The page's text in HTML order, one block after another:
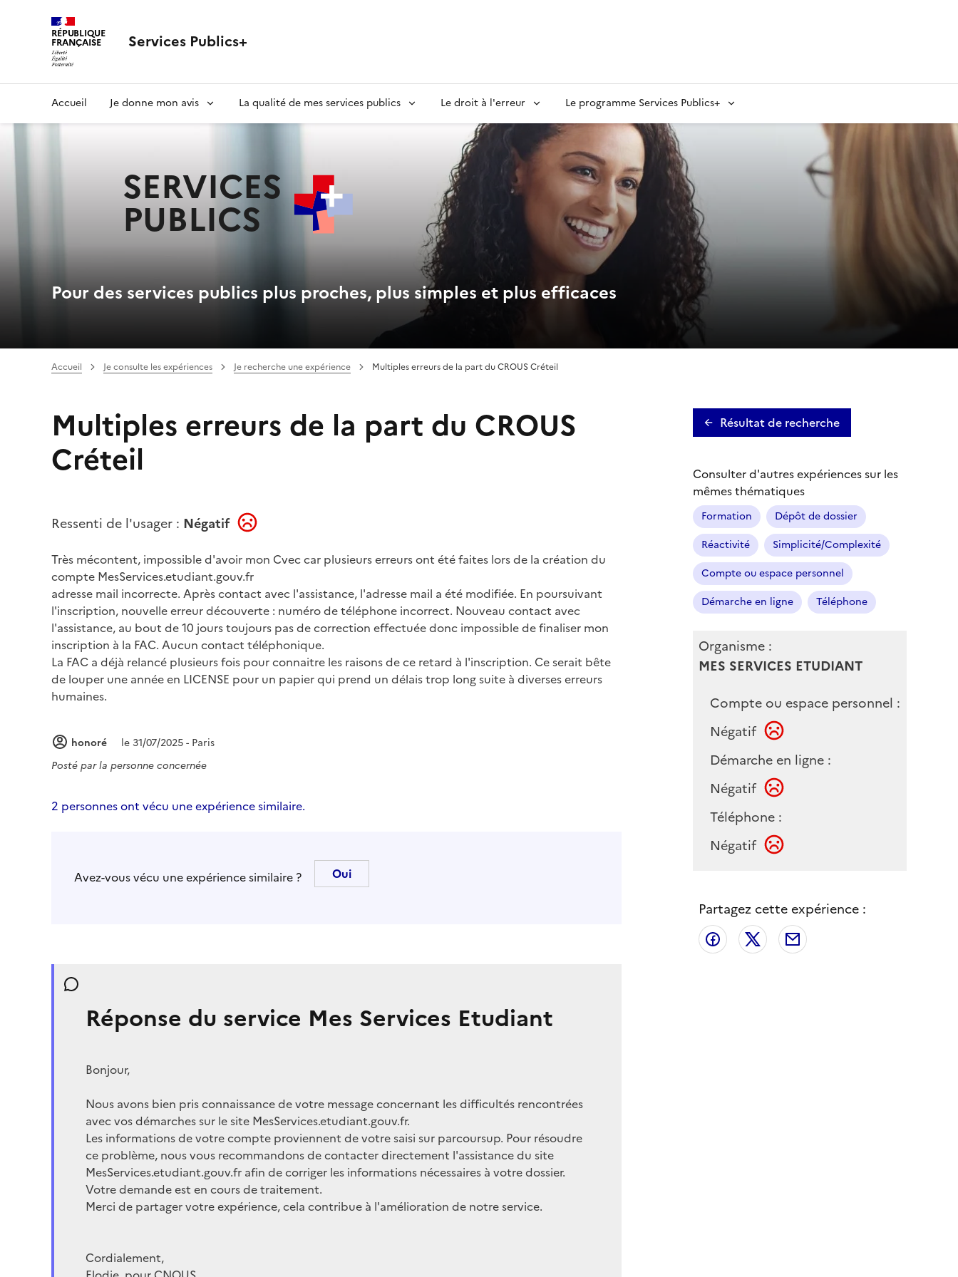
RÉPUBLIQUE
FRANÇAISE Services Publics+
principaleAccueil Je donne mon avis La qualité de mes services publics Le droit à l'erreur Le programme Services Publics+
SERVICES
PUBLICS
Pour des services publics plus proches, plus simples et plus efficaces
Accueil Je consulte les expériences Je recherche une expérience Multiples erreurs de la part du CROUS Créteil
Multiples erreurs de la part du CROUS
Créteil
Ressenti de l'usager : Négatif
Très mécontent, impossible d'avoir mon Cvec car plusieurs erreurs ont été faites lors de la création du
compte MesServices.etudiant.gouv.fr
adresse mail incorrecte. Après contact avec l'assistance, l'adresse mail a été modifiée. En poursuivant
l'inscription, nouvelle erreur découverte : numéro de téléphone incorrect. Nouveau contact avec
l'assistance, au bout de 10 jours toujours pas de correction effectuée donc impossible de finaliser mon
inscription à la FAC. Aucun contact téléphonique.
La FAC a déjà relancé plusieurs fois pour connaitre les raisons de ce retard à l'inscription. Ce serait bête
de louper une année en LICENSE pour un papier qui prend un délais trop long suite à diverses erreurs
humaines.
honoré
le 31/07/2025 - Paris
Posté parla personne concernée
2 personnes ont vécu une expérience similaire.
Avez-vous vécu une expérience similaire ?
Réponse du service Mes Services Etudiant
Bonjour,
Nous avons bien pris connaissance de votre message concernant les difficultés rencontrées
avec vos démarches sur le site MesServices.etudiant.gouv.fr.
Les informations de votre compte proviennent de votre saisi sur parcoursup. Pour résoudre
ce problème, nous vous recommandons de contacter directement l'assistance du site
MesServices.etudiant.gouv.fr afin de corriger les informations nécessaires à votre dossier.
Votre demande est en cours de traitement.
Merci de partager votre expérience, cela contribue à l'amélioration de notre service.
Cordialement,
Résultat de recherche
Consulter d'autres expériences sur les
mêmes thématiques
Formation
Dépôt de dossier
Réactivité
Simplicité/Complexité
Compte ou espace personnel
Démarche en ligne
Téléphone
Organisme :
MES SERVICES ETUDIANT
Compte ou espace personnel :
Négatif
Démarche en ligne :
Négatif
Téléphone :
Négatif
Partagez cette expérience :
Partager sur Facebook
Partager sur X